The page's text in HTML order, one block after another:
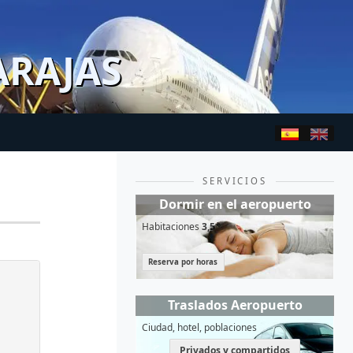
SERVICIOS
Dormir en el aeropuerto
Habitaciones3,5*
Reserva por horas
Traslados Aeropuerto
Ciudad, hotel, poblaciones